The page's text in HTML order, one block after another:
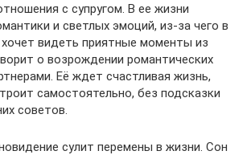
с супругом. В ее жизни
и светлых эмоций, из-за чего в
видеть приятные моменты из
о возрождении романтических
Её ждет счастливая жизнь,
самостоятельно, без подсказки
советов.
сулит перемены в жизни. Сон